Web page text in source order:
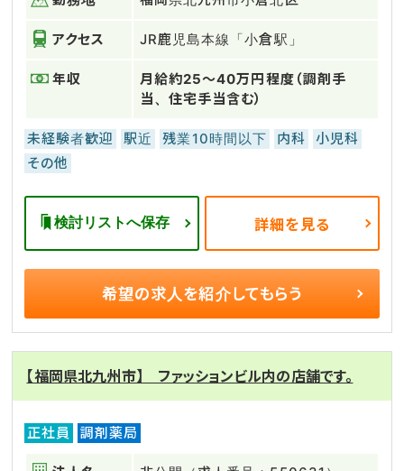
アクセス JR鹿児島本線「小倉駅」
年収
月給約25～40万円程度（調剤手
当、住宅手当含む）
未経験者歓迎 駅近 残業10時間以下 内科
小児科
その他
検討リストへ保存 詳細を見る
希望の求人を紹介してもらう
【福岡県北九州市】 ファッションビル内の店舗です。
正社員 調剤薬局